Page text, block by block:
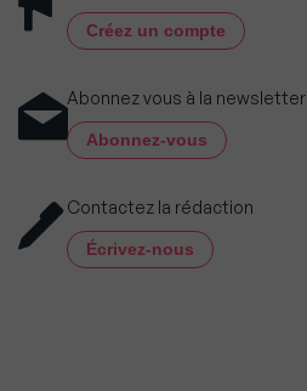
Créez un compte
Abonnez vous à la newsletter
Abonnez-vous
Contactez la rédaction
Écrivez-nous